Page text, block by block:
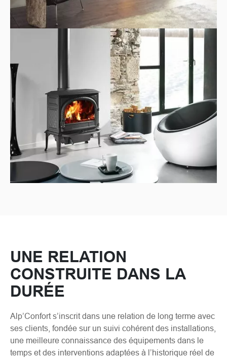
UNE RELATION
CONSTRUITE DANS LA
DURÉE
Alp’Confort s’inscrit dans une relation de long terme avec
ses clients, fondée sur un suivi cohérent des installations,
une meilleure connaissance des équipements dans le
temps et des interventions adaptées à l’historique réel de